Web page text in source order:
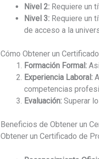
Nivel 2: Requiere un
Nivel 3: Requiere un
de acceso a la
Cómo Obtener un
Formación Formal:
Experiencia Laboral:
competencias
Evaluación: Superar
Beneficios de Obtener un
Obtener un Certificado de